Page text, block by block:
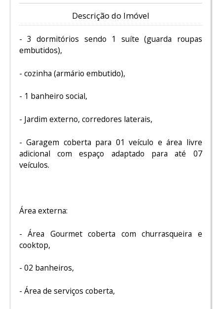
Descrição do Imóvel
- 3 dormitórios sendo 1 suíte (guarda roupas
embutidos),
- cozinha (armário embutido),
- 1 banheiro social,
- Jardim externo, corredores laterais,
- Garagem coberta para 01 veículo e área livre
adicional com espaço adaptado para até 07
veículos.
Área externa:
- Área Gourmet coberta com churrasqueira e
cooktop,
- 02 banheiros,
- Área de serviços coberta,